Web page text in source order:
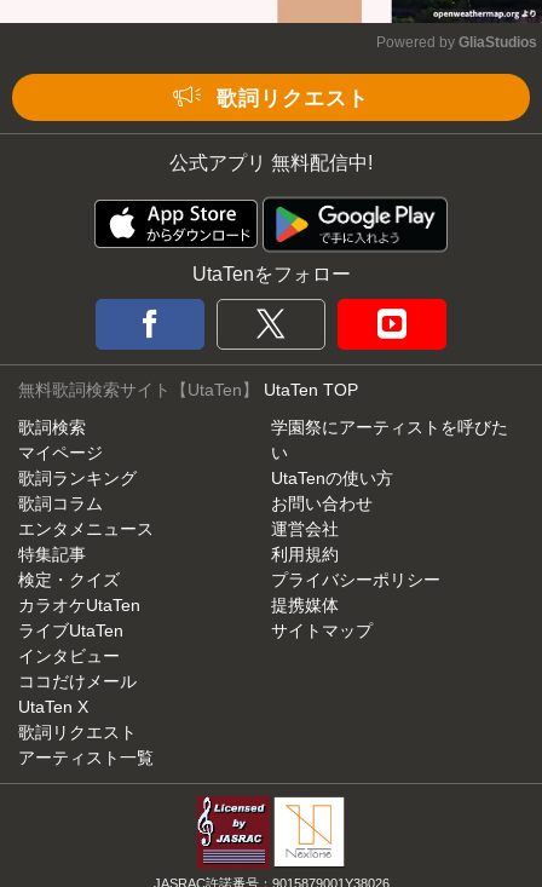
Powered by GliaStudios
歌詞リクエスト
公式アプリ 無料配信中!
UtaTenをフォロー
無料歌詞検索サイト【UtaTen】 UtaTen TOP
歌詞検索
マイページ
歌詞ランキング
歌詞コラム
エンタメニュース
特集記事
検定・クイズ
カラオケUtaTen
ライブUtaTen
インタビュー
ココだけメール
UtaTen X
歌詞リクエスト
アーティスト一覧
学園祭にアーティストを呼びた
い
UtaTenの使い方
お問い合わせ
運営会社
利用規約
プライバシーポリシー
提携媒体
サイトマップ
JASRAC許諾番号：9015879001Y38026